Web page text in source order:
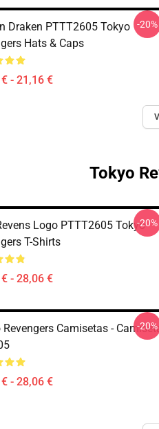
Draken PTTT2605 Tokyo
Hats & Caps
- 21,16 €
-20%
Tokyo
Logo PTTT2605 Tokyo
T-Shirts
- 28,06 €
-20%
Revengers Camisetas -
- 28,06 €
-20%